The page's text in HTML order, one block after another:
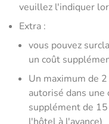
veuillez l'indiquer
Extra :
vous pouvez
un coût
Un maximum de
autorisé dans
supplément de